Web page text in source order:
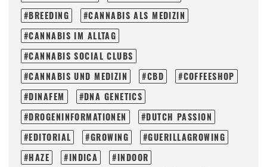
BREEDING
CANNABIS ALS MEDIZIN
CANNABIS IM ALLTAG
CANNABIS SOCIAL CLUBS
CANNABIS UND MEDIZIN
CBD
COFFEESHOP
DINAFEM
DNA GENETICS
DROGENINFORMATIONEN
DUTCH PASSION
EDITORIAL
GROWING
GUERILLAGROWING
HAZE
INDICA
INDOOR